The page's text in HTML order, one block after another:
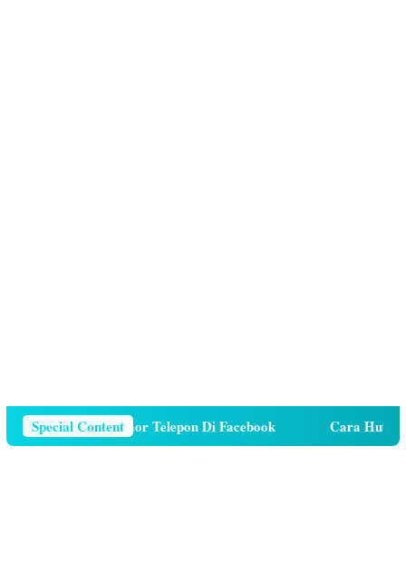
Special Content
Menghapus Nomor Telepon Di Facebook Cara Hutang